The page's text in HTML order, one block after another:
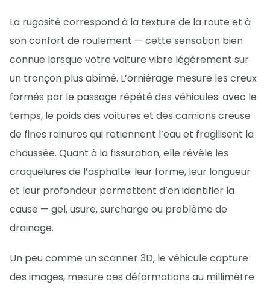
La rugosité correspond à la texture de la route et à
son confort de roulement — cette sensation bien
connue lorsque votre voiture vibre légèrement sur
un tronçon plus abîmé. L’orniérage mesure les creux
formés par le passage répété des véhicules: avec le
temps, le poids des voitures et des camions creuse
de fines rainures qui retiennent l’eau et fragilisent la
chaussée. Quant à la fissuration, elle révèle les
craquelures de l’asphalte: leur forme, leur longueur
et leur profondeur permettent d’en identifier la
cause — gel, usure, surcharge ou problème de
drainage.
Un peu comme un scanner 3D, le véhicule capture
des images, mesure ces déformations au millimètre